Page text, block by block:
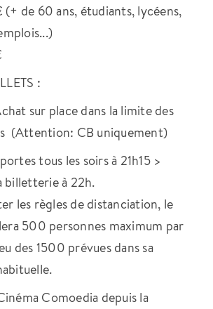
de 60 ans, étudiants, lycéens,
:
sur place dans la limite des
(Attention: CB uniquement)
tous les soirs à 21h15 >
billetterie à 22h.
les règles de distanciation, le
500 personnes maximum par
des 1500 prévues dans sa
Comoedia depuis la